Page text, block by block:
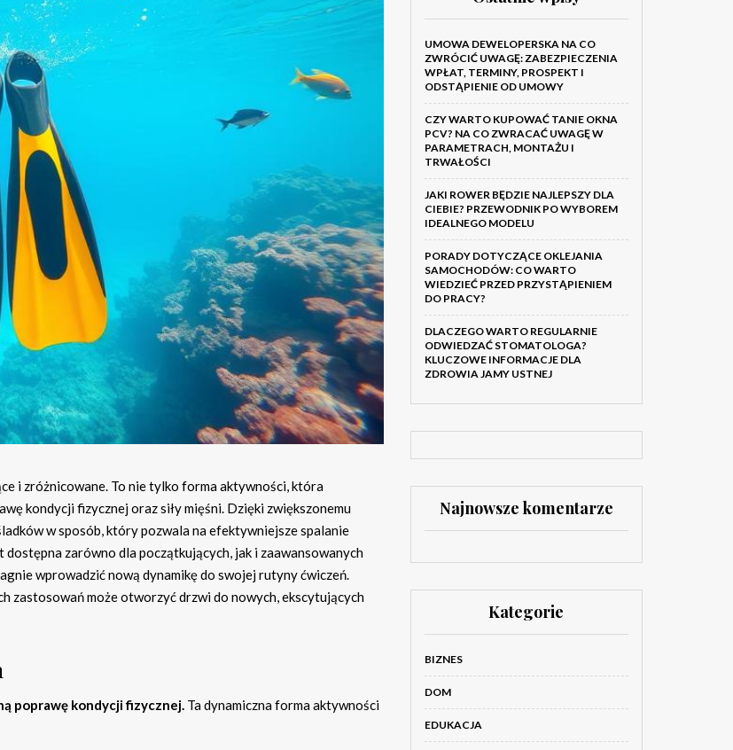
i zróżnicowane. To nie tylko forma aktywności, która
kondycji fizycznej oraz siły mięśni. Dzięki zwiększonemu
w sposób, który pozwala na efektywniejsze spalanie
zarówno dla początkujących, jak i zaawansowanych
wprowadzić nową dynamikę do swojej rutyny ćwiczeń.
zastosowań może otworzyć drzwi do nowych, ekscytujących
poprawę kondycji fizycznej. Ta dynamiczna forma aktywności
UMOWA DEWELOPERSKA NA CO
ZWRÓCIĆ UWAGĘ: ZABEZPIECZENIA
WPŁAT, TERMINY, PROSPEKT I
ODSTĄPIENIE OD UMOWY
CZY WARTO KUPOWAĆ TANIE OKNA
PCV? NA CO ZWRACAĆ UWAGĘ W
PARAMETRACH, MONTAŻU I
TRWAŁOŚCI
JAKI ROWER BĘDZIE NAJLEPSZY DLA
CIEBIE? PRZEWODNIK PO WYBOREM
IDEALNEGO MODELU
PORADY DOTYCZĄCE OKLEJANIA
SAMOCHODÓW: CO WARTO
WIEDZIEĆ PRZED PRZYSTĄPIENIEM
DO PRACY?
DLACZEGO WARTO REGULARNIE
ODWIEDZAĆ STOMATOLOGA?
KLUCZOWE INFORMACJE DLA
ZDROWIA JAMY USTNEJ
Najnowsze komentarze
Kategorie
BIZNES
DOM
EDUKACJA